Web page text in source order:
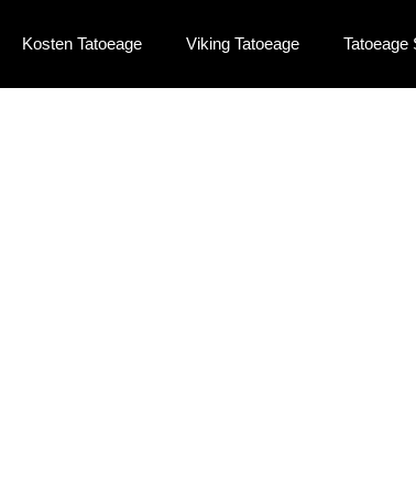
Kosten Tatoeage Viking Tatoeage Tatoeage